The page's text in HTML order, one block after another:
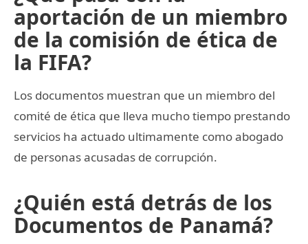
aportación de un miembro
de la comisión de ética de
la FIFA?
Los documentos muestran que un miembro del
comité de ética que lleva mucho tiempo prestando
servicios ha actuado ultimamente como abogado
de personas acusadas de corrupción.
¿Quién está detrás de los
Documentos de Panamá?